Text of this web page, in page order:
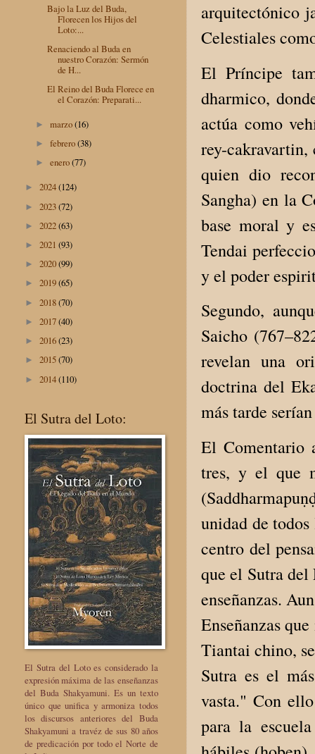
arquitectónico
Celestiales
El Príncipe
dharmico,
actúa como
rey-
quien dio
Sangha) en la
base moral y
Tendai
y el poder
Segundo,
Saicho
revelan una
doctrina del
más tarde
El Comentario
tres, y el que
unidad de
centro del
que el Sutra del
enseñanzas.
Enseñanzas
Tiantai chino,
Sutra es el
vasta." Con
para la
Bajo la Luz del Buda,
Florecen los Hijos del
Loto:...
Renaciendo al Buda en
nuestro Corazón: Sermón
de H...
El Reino del Buda Florece en
el Corazón: Preparati...
►marzo(16)
►febrero(38)
►enero(77)
► 2024(124)
► 2023(72)
► 2022(63)
► 2021 (93)
► 2020(99)
► 2019(65)
► 2018(70)
► 2017(40)
► 2016(23)
► 2015(70)
► 2014(110)
El Sutra del Loto:
El Sutra del Loto es considerado la
expresión máxima de las enseñanzas
del Buda Shakyamuni. Es un texto
único que unifica y armoniza todos
los discursos anteriores del Buda
Shakyamuni a travéz de sus 80 años
de predicación por todo el Norte de